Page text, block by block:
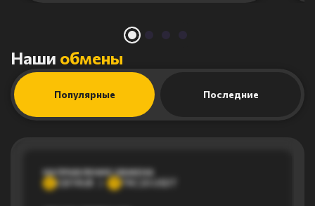
Наши обмены
Популярные Последние
НАПРАВЛЕНИЕ ОБМЕНА
СБП RUB T